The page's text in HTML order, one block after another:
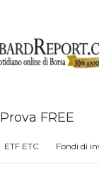
Prova FREE
ETF ETC Fondi di